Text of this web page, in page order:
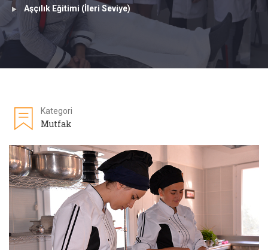
Aşçılık Eğitimi (İleri Seviye)
Kategori
Mutfak